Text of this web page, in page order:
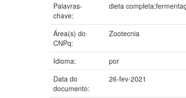
Palavras-
chave:
dieta
Área(s) do
CNPq:
Zootecnia
Idioma:
por
Data do
documento:
26-fev-2021